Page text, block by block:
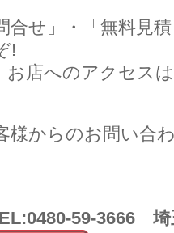
せ」・「無料見
!
店へのアクセス
様からのお問い合
59-3666 埼